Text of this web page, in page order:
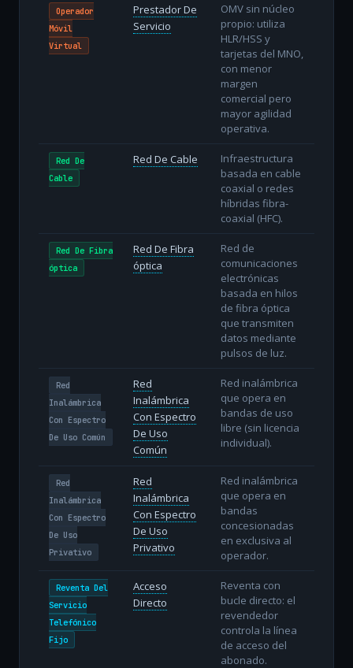
Operador
Móvil
Virtual
Prestador De
Servicio
OMV sin núcleo
propio: utiliza
HLR/HSS y
tarjetas del MNO,
con menor
margen
comercial pero
mayor agilidad
operativa.
Red De
Cable
Red De Cable
Infraestructura
basada en cable
coaxial o redes
híbridas fibra-
coaxial (HFC).
Red De Fibra
óptica
Red De Fibra
óptica
Red de
comunicaciones
electrónicas
basada en hilos
de fibra óptica
que transmiten
datos mediante
pulsos de luz.
Red
Inalámbrica
Con Espectro
De Uso Común
Red
Inalámbrica
Con Espectro
De Uso
Común
Red inalámbrica
que opera en
bandas de uso
libre (sin licencia
individual).
Red
Inalámbrica
Con Espectro
De Uso
Privativo
Red
Inalámbrica
Con Espectro
De Uso
Privativo
Red inalámbrica
que opera en
bandas
concesionadas
en exclusiva al
operador.
Reventa Del
Servicio
Telefónico
Fijo
Acceso
Directo
Reventa con
bucle directo: el
revendedor
controla la línea
de acceso del
abonado.